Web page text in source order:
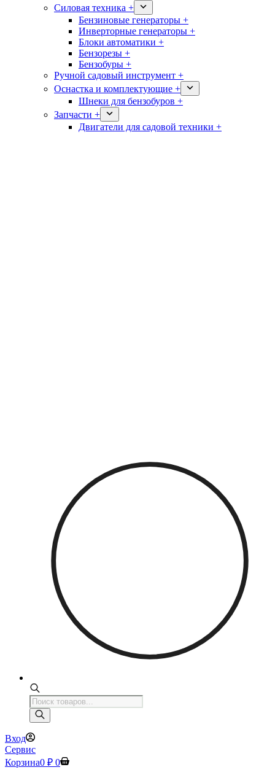
Силовая техника +
Бензиновые генераторы +
Инверторные генераторы +
Блоки автоматики +
Бензорезы +
Бензобуры +
Ручной садовый инструмент +
Оснастка и комплектующие +
Шнеки для бензобуров +
Запчасти +
Двигатели для садовой техники +
Поиск
товаров
Вход
Сервис
Корзина0 ₽ 0